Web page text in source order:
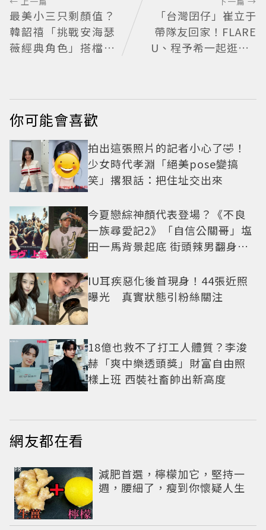
最美小三只剩顏值？
韓韶禧「挑戰安海瑟
薇經典角色」搭檔影
「台灣囝仔」崔立于
帶隊友回家！FLARE
U、程予希一起逛小C
私藏必逛名單
你可能會喜歡
拍出這張照片的記者小心了🤣！
少女時代孝淵「絕美pose變搞
笑」撂狠話：把住址交出來
今夏戀綜神顏代表登場？《不良
一族尋愛記2》「自信公關哥」塩
田一馬背景起底 街頭辣男翻身當
IU耳疾惡化後首現身！44張近照
曝光 真實狀態引粉絲關注
18億也救不了打工人體質？李浚
赫「爽中樂透頭獎」財富自由照
樣上班 西裝社畜帥出新高度
網友都在看
減肥首選，檸檬加它，堅持一
週，腰細了，瘦到你懷疑人生
PR